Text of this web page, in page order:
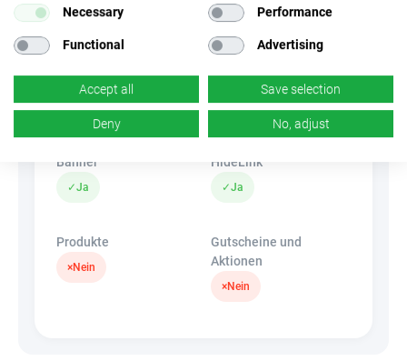
Unerlaubter
k.A.
k.A.
✓Ja
Banner
✓Ja
HideLink
✓Ja
Produkte
×Nein
Gutscheine und
Aktionen
×Nein
Necessary Performance
Functional Advertising
Accept all Save selection
Deny No, adjust